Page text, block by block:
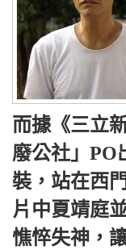
而據《三立
廢公社」PO
裝，站在西
片中夏靖庭
憔悴失神，